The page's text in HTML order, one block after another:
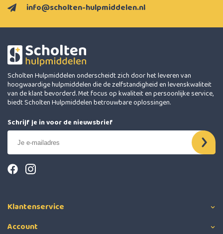
info@scholten-hulpmiddelen.nl
Scholten Hulpmiddelen onderscheidt zich door het leveren van
hoogwaardige hulpmiddelen die de zelfstandigheid en levenskwaliteit
van de klant bevorderd. Met focus op kwaliteit en persoonlijke service,
biedt Scholten Hulpmiddelen betrouwbare oplossingen.
Schrijf je in voor de nieuwsbrief
Klantenservice
Account